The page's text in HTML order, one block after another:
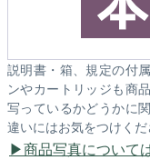
説明書・箱、規定の付
ンやカートリッジも商
写っているかどうかに
違いにはお気をつけくだ
商品写真について